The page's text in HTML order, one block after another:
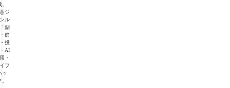
。
ジ
ル
副
節
投
AI
・
フ
ッ
。